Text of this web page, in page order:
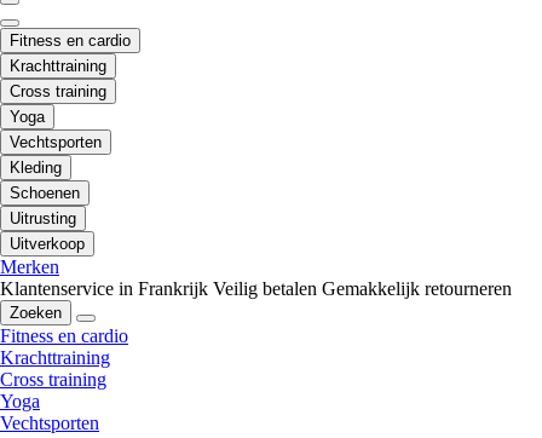
Fitness en cardio
Krachttraining
Cross training
Yoga
Vechtsporten
Kleding
Schoenen
Uitrusting
Uitverkoop
Merken
Klantenservice in Frankrijk Veilig betalen Gemakkelijk retourneren
Zoeken
Fitness en cardio
Krachttraining
Cross training
Yoga
Vechtsporten